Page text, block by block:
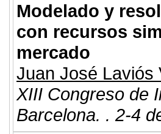
Modelado y
con recursos
mercado
Juan José Laviós
XIII Congreso de
Barcelona. . 2-4